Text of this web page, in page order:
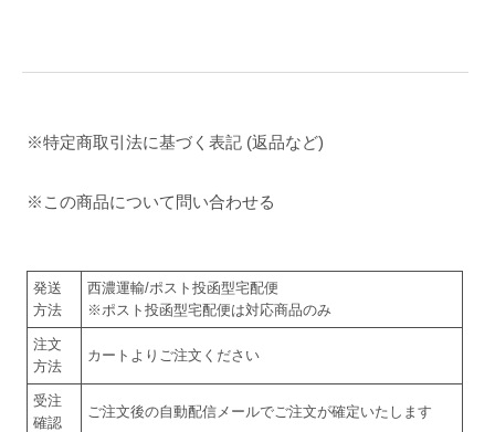
※特定商取引法に基づく表記 (返品など)
※この商品について問い合わせる
発送
方法
西濃運輸/ポスト投函型宅配便
※ポスト投函型宅配便は対応商品のみ
注文
方法
カートよりご注文ください
受注
確認
ご注文後の自動配信メールでご注文が確定いたします